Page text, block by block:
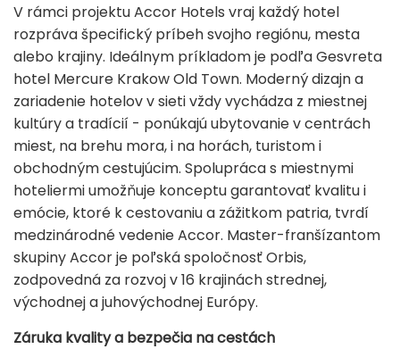
V rámci projektu Accor Hotels vraj každý hotel
rozpráva špecifický príbeh svojho regiónu, mesta
alebo krajiny. Ideálnym príkladom je podľa Gesvreta
hotel Mercure Krakow Old Town. Moderný dizajn a
zariadenie hotelov v sieti vždy vychádza z miestnej
kultúry a tradícií - ponúkajú ubytovanie v centrách
miest, na brehu mora, i na horách, turistom i
obchodným cestujúcim. Spolupráca s miestnymi
hoteliermi umožňuje konceptu garantovať kvalitu i
emócie, ktoré k cestovaniu a zážitkom patria, tvrdí
medzinárodné vedenie Accor. Master-franšízantom
skupiny Accor je poľská spoločnosť Orbis,
zodpovedná za rozvoj v 16 krajinách strednej,
východnej a juhovýchodnej Európy.
Záruka kvality a bezpečia na cestách